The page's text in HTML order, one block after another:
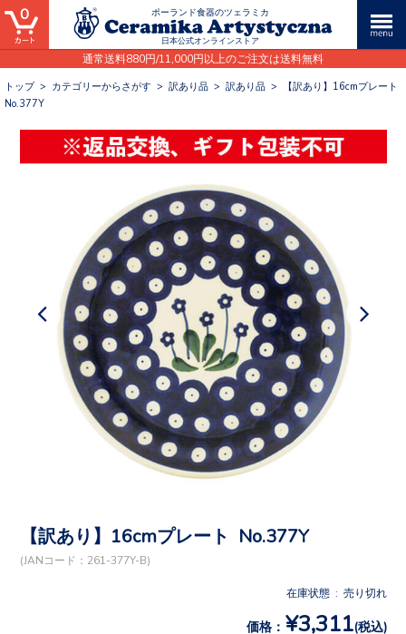
ポーランド食器のツェラミカ
日本公式オンラインストア
通常送料880円/11,000円以上のご注文は送料無料
0
トップ> カテゴリーからさがす > 訳あり品 > 訳あり品 >
【訳あり】16cmプレート
No.377Y
【訳あり】16cmプレート No.377Y
(JANコード：261-377Y-B)
在庫状態 : 売り切れ
価格： ¥3,311 (税込)